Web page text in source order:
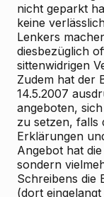
nicht geparkt
keine
Lenkers
diesbezüglich
sittenwidrigen
Zudem hat der
14.5.2007
angeboten,
zu setzen, falls
Erklärungen
Angebot hat
sondern
Schreibens die
(dort